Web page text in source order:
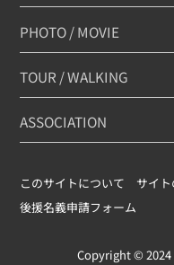
PHOTO / MOVIE
TOUR / WALKING
ASSOCIATION
このサイトについて
サイ
後援名義申請フォーム
Copyright © 2024